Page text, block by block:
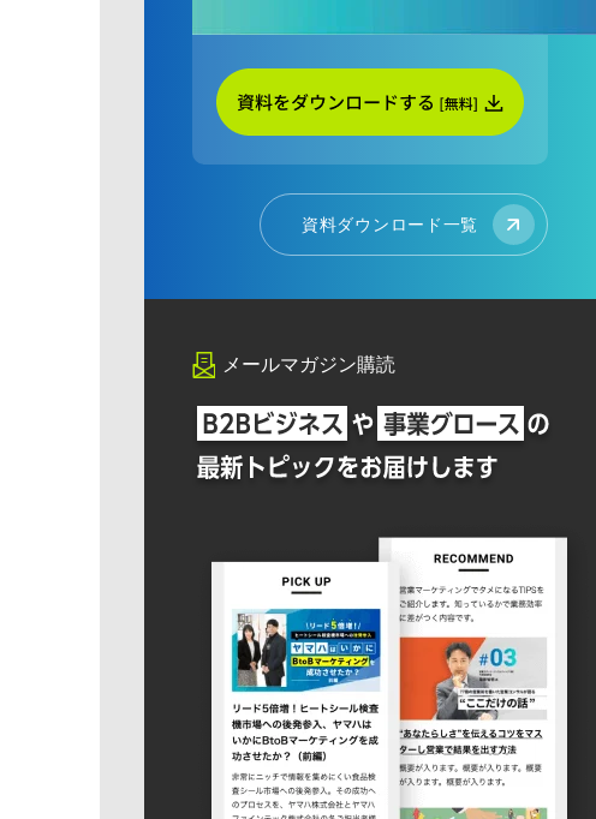
資料ダウンロード一覧
メールマガジン購読